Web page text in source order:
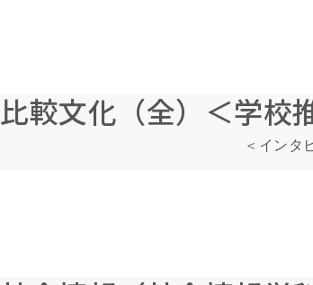
比較文化（全）＜学校
＜インタ